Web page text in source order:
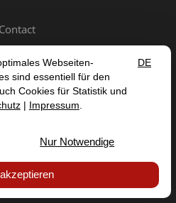
Contact
DE EN FR
IMPRESSUMPRIVACYBELEID
VOORWAARDEN